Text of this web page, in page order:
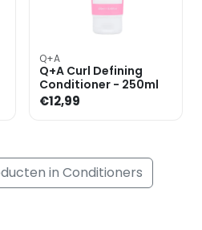
Q+A
Q+A Curl Defining
Conditioner - 250ml
€12,99
in Conditioners